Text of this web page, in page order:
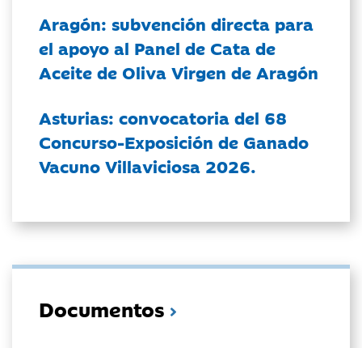
Aragón: subvención directa para
el apoyo al Panel de Cata de
Aceite de Oliva Virgen de Aragón
Asturias: convocatoria del 68
Concurso-Exposición de Ganado
Vacuno Villaviciosa 2026.
Documentos